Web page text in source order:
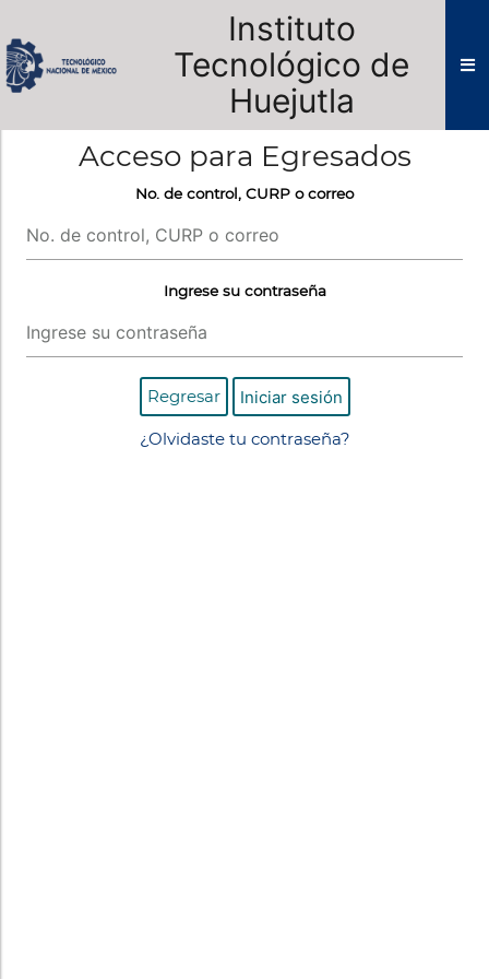
Instituto
Tecnológico de
Huejutla
Acceso para Egresados
No. de control, CURP o correo
Ingrese su contraseña
Regresar
¿Olvidaste tu contraseña?